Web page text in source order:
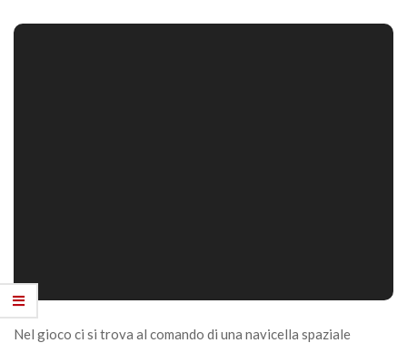
Nel gioco ci si trova al comando di una navicella spaziale